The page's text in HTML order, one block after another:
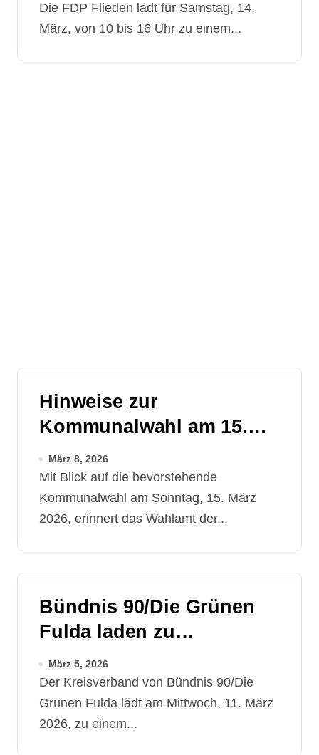
Die FDP Flieden lädt für Samstag, 14.
März, von 10 bis 16 Uhr zu einem...
Hinweise zur
Kommunalwahl am 15.
März
März 8, 2026
Mit Blick auf die bevorstehende
Kommunalwahl am Sonntag, 15. März
2026, erinnert das Wahlamt der...
Bündnis 90/Die Grünen
Fulda laden zu
Bürgergespräch mit Omid
Nouripour ein
März 5, 2026
Der Kreisverband von Bündnis 90/Die
Grünen Fulda lädt am Mittwoch, 11. März
2026, zu einem...